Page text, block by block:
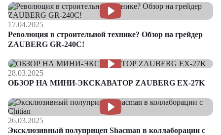
17.04.2025
Революция в строительной технике? Обзор на грейдер
ZAUBERG GR-240C!
28.03.2025
ОБЗОР НА МИНИ-ЭКСКАВАТОР ZAUBERG EX-27K
26.03.2025
Эксклюзивный полуприцеп Shacman в коллаборации с